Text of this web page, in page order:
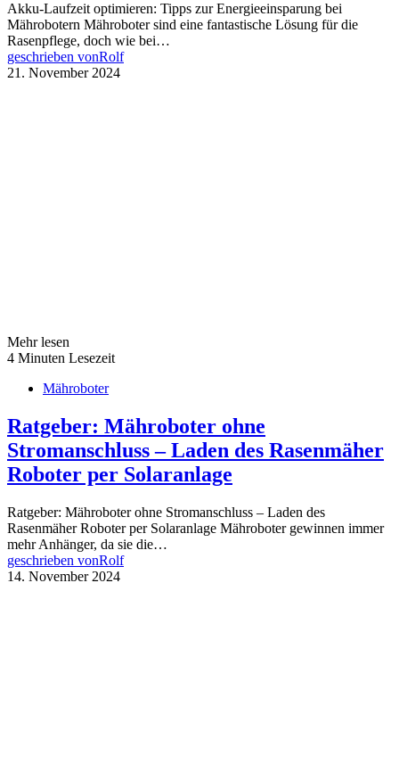
Akku-Laufzeit optimieren: Tipps zur Energieeinsparung bei
Mährobotern Mähroboter sind eine fantastische Lösung für die
Rasenpflege, doch wie bei…
geschrieben vonRolf
21. November 2024
Mehr lesen
4 Minuten Lesezeit
Mähroboter
Ratgeber: Mähroboter ohne
Stromanschluss – Laden des Rasenmäher
Roboter per Solaranlage
Ratgeber: Mähroboter ohne Stromanschluss – Laden des
Rasenmäher Roboter per Solaranlage Mähroboter gewinnen immer
mehr Anhänger, da sie die…
geschrieben vonRolf
14. November 2024